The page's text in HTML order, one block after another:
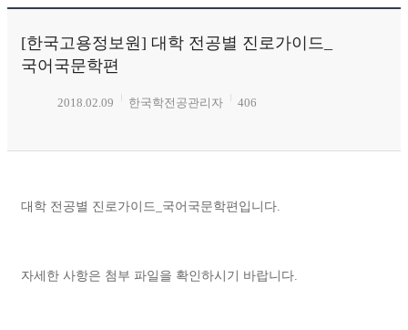
[한국고용정보원] 대학 전공별 진로가이드_
국어국문학편
2018.02.09 한국학전공관리자 406
대학 전공별 진로가이드_국어국문학편입니다.
자세한 사항은 첨부 파일을 확인하시기 바랍니다.